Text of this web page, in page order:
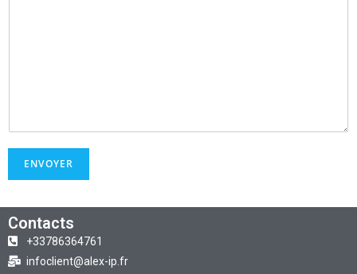
ENVOYER
Contacts
+33786364761
infoclient@alex-ip.fr